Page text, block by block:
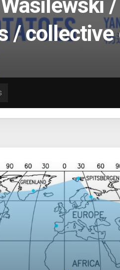
/ collective